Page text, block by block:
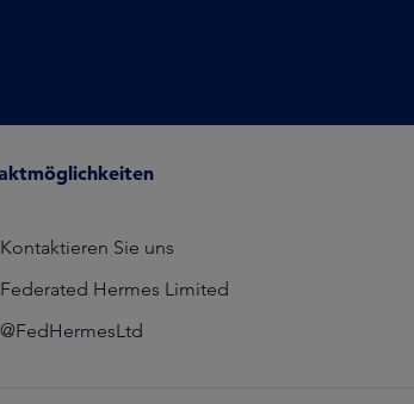
Kontaktieren Sie uns
Federated Hermes Limited
@FedHermesLtd